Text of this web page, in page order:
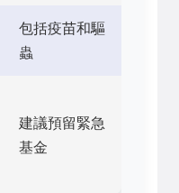
包括疫苗和驅
蟲
建議預留緊急
基金